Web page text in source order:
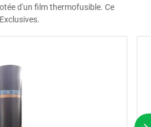
d'un film thermofusible. Ce